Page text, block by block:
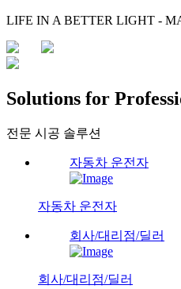
LIFE IN A BETTER LIGHT -
Solutions for
전문 시공 솔루션
자동차 운전자
자동차 운전자
회사/대리점/딜러
회사/대리점/딜러